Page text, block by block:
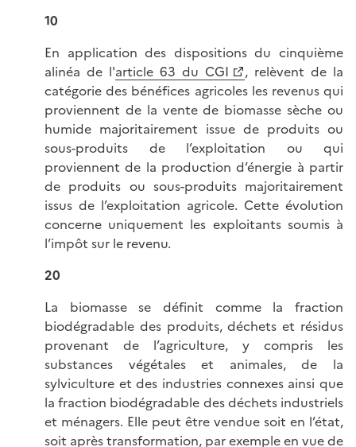
10
En application des dispositions du cinquième
alinéa de l'article 63 du CGI
, relèvent de la
catégorie des bénéfices agricoles les revenus qui
proviennent de la vente de biomasse sèche ou
humide majoritairement issue de produits ou
sous-produits de l’exploitation ou qui
proviennent de la production d’énergie à partir
de produits ou sous-produits majoritairement
issus de l’exploitation agricole. Cette évolution
concerne uniquement les exploitants soumis à
l’impôt sur le revenu.
20
La biomasse se définit comme la fraction
biodégradable des produits, déchets et résidus
provenant de l’agriculture, y compris les
substances végétales et animales, de la
sylviculture et des industries connexes ainsi que
la fraction biodégradable des déchets industriels
et ménagers. Elle peut être vendue soit en l’état,
soit après transformation, par exemple en vue de